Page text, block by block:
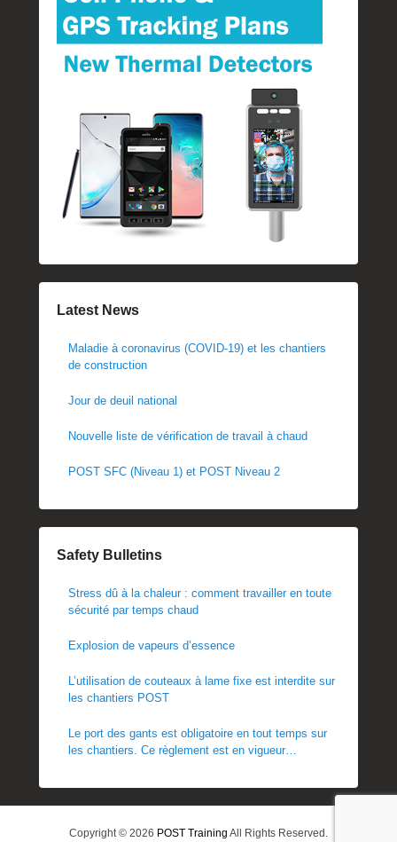
Latest News
Maladie à coronavirus (COVID-19) et les chantiers
de construction
Jour de deuil national
Nouvelle liste de vérification de travail à chaud
POST SFC (Niveau 1) et POST Niveau 2
Safety Bulletins
Stress dû à la chaleur : comment travailler en toute
sécurité par temps chaud
Explosion de vapeurs d’essence
L’utilisation de couteaux à lame fixe est interdite sur
les chantiers POST
Le port des gants est obligatoire en tout temps sur
les chantiers. Ce règlement est en vigueur
Copyright © 2026 POST Training All Rights Reserved.